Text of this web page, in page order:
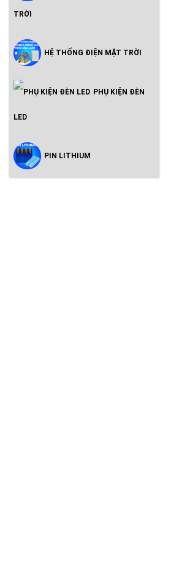
TRỜI
HỆ THỐNG ĐIỆN MẶT TRỜI
Inveter Hòa Lưới Có Lưu Trữ -
PHỤ KIỆN ĐÈN
LED
PIN LITHIUM